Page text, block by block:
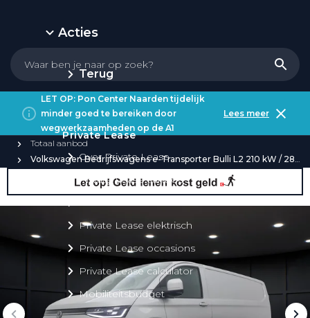
Acties
Terug
Private Lease
Over Private Lease
Private Lease aanbod
Private Lease elektrisch
Private Lease occasions
Private Lease calculator
Mobiliteitsbudget
LET OP: Pon Center Naarden tijdelijk
minder goed te bereiken door
wegwerkzaamheden op de A1
Lees meer
Totaal aanbod
Volkswagen Bedrijfswagens e-Transporter Bulli L2 210 kW / 286 pk